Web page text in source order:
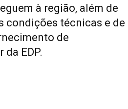
à região, além de
condições técnicas e de
de
EDP.